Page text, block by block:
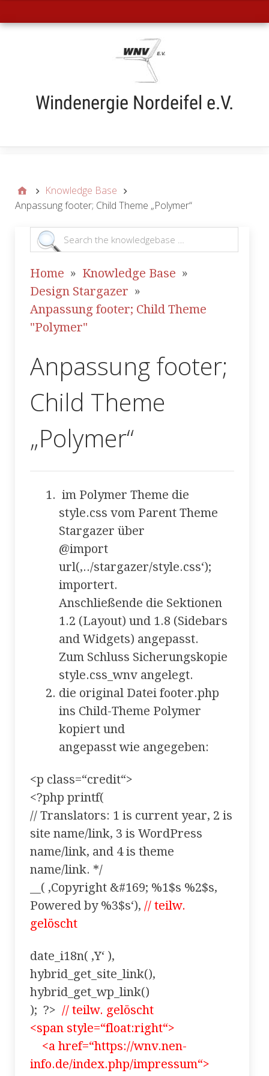
Windenergie Nordeifel e.V.
Knowledge Base
Anpassung footer; Child Theme „Polymer“
Home
Knowledge Base
Design Stargazer
Anpassung footer; Child Theme
"Polymer"
Anpassung footer;
Child Theme
„Polymer“
im Polymer Theme die
style.css vom Parent Theme
Stargazer über
@import
url(‚../stargazer/style.css‘);
importert.
Anschließende die Sektionen
1.2 (Layout) und 1.8 (Sidebars
and Widgets) angepasst.
Zum Schluss Sicherungskopie
style.css_wnv angelegt.
die original Datei footer.php
ins Child-Theme Polymer
kopiert und
angepasst wie angegeben:
<p class=“credit“>
<?php printf(
// Translators: 1 is current year, 2 is
site name/link, 3 is WordPress
name/link, and 4 is theme
name/link. */
__( ‚Copyright &#169; %1$s %2$s,
Powered by %3$s‘), // teilw.
gelöscht
date_i18n( ‚Y‘ ),
hybrid_get_site_link(),
hybrid_get_wp_link()
); ?> // teilw. gelöscht
<span style=“float:right“>
<a href=“https://wnv.nen-
info.de/index.php/impressum“>